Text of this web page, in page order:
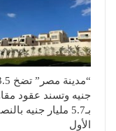
جنيه وتسند عقود
بـ5.7 مليار جنيه
الأول